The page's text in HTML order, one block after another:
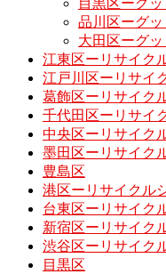
目黒区ーグ
品川区ーグ
大田区ーグ
江東区ーリサイク
江戸川区ーリサイ
葛飾区ーリサイク
千代田区ーリサイ
中央区ーリサイク
墨田区ーリサイク
豊島区
港区ーリサイクル
台東区ーリサイク
新宿区ーリサイク
渋谷区ーリサイク
目黒区